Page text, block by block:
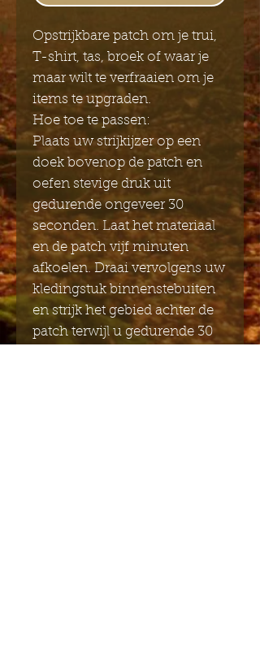
Opstrijkbare patch om je trui,
T-shirt, tas, broek of waar je
maar wilt te verfraaien om je
items te upgraden.
Hoe toe te passen:
Plaats uw strijkijzer op een
doek bovenop de patch en
oefen stevige druk uit
gedurende ongeveer 30
seconden. Laat het materiaal
en de patch vijf minuten
afkoelen. Draai vervolgens uw
kledingstuk binnenstebuiten
en strijk het gebied achter de
patch terwijl u gedurende 30